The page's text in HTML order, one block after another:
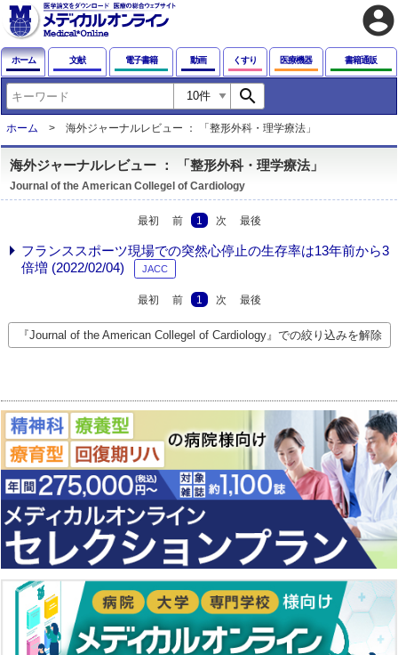
account_circle
ホーム 文献 電子書籍 動画 くすり 医療機器 書籍通販
search
ホーム 海外ジャーナルレビュー ： 「整形外科・理学療法」
海外ジャーナルレビュー ： 「整形外科・理学療法」
Journal of the American Collegel of Cardiology
最初 前 1 次 最後
フランススポーツ現場での突然心停止の生存率は13年前から3
倍増 (2022/02/04)
JACC
最初 前 1 次 最後
『Journal of the American Collegel of Cardiology』での絞り込みを解除